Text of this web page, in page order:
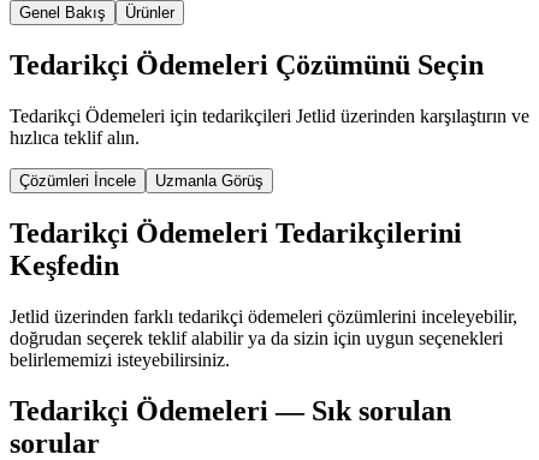
Genel Bakış Ürünler
Tedarikçi Ödemeleri Çözümünü Seçin
Tedarikçi Ödemeleri için tedarikçileri Jetlid üzerinden karşılaştırın ve
hızlıca teklif alın.
Çözümleri İncele Uzmanla Görüş
Tedarikçi Ödemeleri Tedarikçilerini
Keşfedin
Jetlid üzerinden farklı tedarikçi ödemeleri çözümlerini inceleyebilir,
doğrudan seçerek teklif alabilir ya da sizin için uygun seçenekleri
belirlememizi isteyebilirsiniz.
Tedarikçi Ödemeleri — Sık sorulan
sorular